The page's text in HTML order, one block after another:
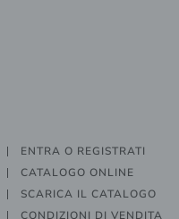
ENTRA O REGISTRATI
CATALOGO ONLINE
SCARICA IL CATALOGO
CONDIZIONI DI VENDITA